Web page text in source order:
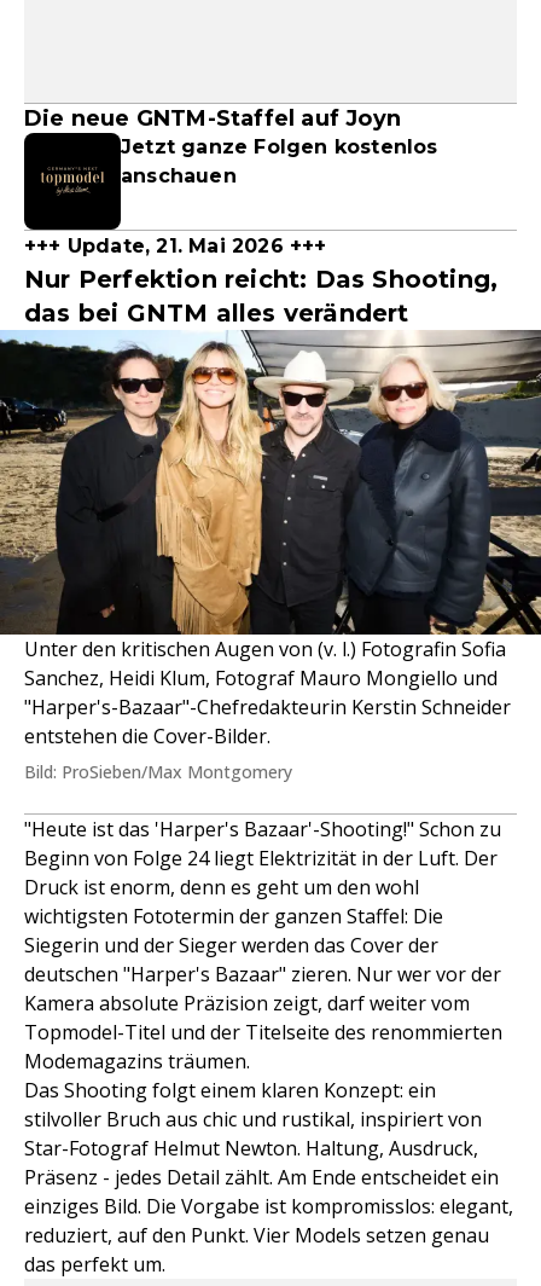
Die neue GNTM-Staffel auf Joyn
Jetzt ganze Folgen kostenlos
anschauen
+++ Update, 21. Mai 2026 +++
Nur Perfektion reicht: Das Shooting,
das bei GNTM alles verändert
Unter den kritischen Augen von (v. l.) Fotografin Sofia
Sanchez, Heidi Klum, Fotograf Mauro Mongiello und
"Harper's-Bazaar"-Chefredakteurin Kerstin Schneider
entstehen die Cover-Bilder.
Bild: ProSieben/Max Montgomery
"Heute ist das 'Harper's Bazaar'-Shooting!" Schon zu
Beginn von Folge 24 liegt Elektrizität in der Luft. Der
Druck ist enorm, denn es geht um den wohl
wichtigsten Fototermin der ganzen Staffel: Die
Siegerin und der Sieger werden das Cover der
deutschen "Harper's Bazaar" zieren. Nur wer vor der
Kamera absolute Präzision zeigt, darf weiter vom
Topmodel-Titel und der Titelseite des renommierten
Modemagazins träumen.
Das Shooting folgt einem klaren Konzept: ein
stilvoller Bruch aus chic und rustikal, inspiriert von
Star-Fotograf Helmut Newton. Haltung, Ausdruck,
Präsenz - jedes Detail zählt. Am Ende entscheidet ein
einziges Bild. Die Vorgabe ist kompromisslos: elegant,
reduziert, auf den Punkt. Vier Models setzen genau
das perfekt um.